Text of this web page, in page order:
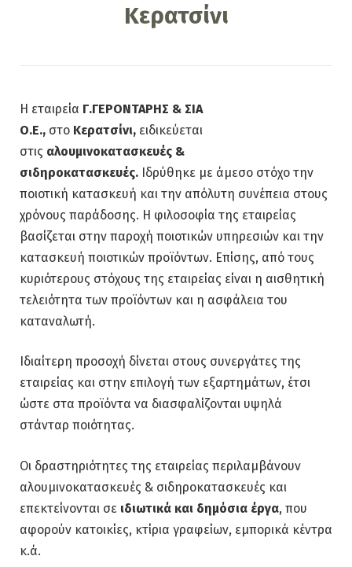
Κερατσίνι
Η εταιρεία Γ.ΓΕΡΟΝΤΑΡΗΣ & ΣΙΑ
Ο.Ε., στο Κερατσίνι, ειδικεύεται
στις αλουμινοκατασκευές &
σιδηροκατασκευές. Ιδρύθηκε με άμεσο στόχο την
ποιοτική κατασκευή και την απόλυτη συνέπεια στους
χρόνους παράδοσης. Η φιλοσοφία της εταιρείας
βασίζεται στην παροχή ποιοτικών υπηρεσιών και την
κατασκευή ποιοτικών προϊόντων. Επίσης, από τους
κυριότερους στόχους της εταιρείας είναι η αισθητική
τελειότητα των προϊόντων και η ασφάλεια του
καταναλωτή.
Ιδιαίτερη προσοχή δίνεται στους συνεργάτες της
εταιρείας και στην επιλογή των εξαρτημάτων, έτσι
ώστε στα προϊόντα να διασφαλίζονται υψηλά
στάνταρ ποιότητας.
Οι δραστηριότητες της εταιρείας περιλαμβάνουν
αλουμινοκατασκευές & σιδηροκατασκευές και
επεκτείνονται σε ιδιωτικά και δημόσια έργα, που
αφορούν κατοικίες, κτίρια γραφείων, εμπορικά κέντρα
κ.ά.